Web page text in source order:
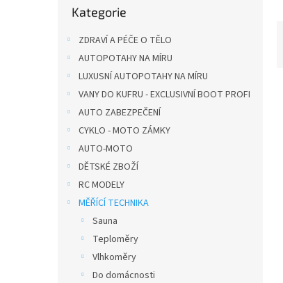
kategorie
Kategorie
ZDRAVÍ A PÉČE O TĚLO
AUTOPOTAHY NA MÍRU
LUXUSNÍ AUTOPOTAHY NA MÍRU
VANY DO KUFRU - EXCLUSIVNÍ BOOT PROFI
AUTO ZABEZPEČENÍ
CYKLO - MOTO ZÁMKY
AUTO-MOTO
DĚTSKÉ ZBOŽÍ
RC MODELY
MĚŘÍCÍ TECHNIKA
Sauna
Teploměry
Vlhkoměry
Do domácnosti